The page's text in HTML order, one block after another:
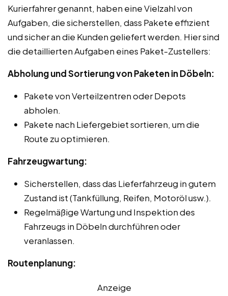
Kurierfahrer genannt, haben eine Vielzahl von
Aufgaben, die sicherstellen, dass Pakete effizient
und sicher an die Kunden geliefert werden. Hier sind
die detaillierten Aufgaben eines Paket-Zustellers:
Abholung und Sortierung von Paketen in Döbeln:
Pakete von Verteilzentren oder Depots
abholen.
Pakete nach Liefergebiet sortieren, um die
Route zu optimieren.
Fahrzeugwartung:
Sicherstellen, dass das Lieferfahrzeug in gutem
Zustand ist (Tankfüllung, Reifen, Motoröl usw.).
Regelmäßige Wartung und Inspektion des
Fahrzeugs in Döbeln durchführen oder
veranlassen.
Routenplanung:
Anzeige